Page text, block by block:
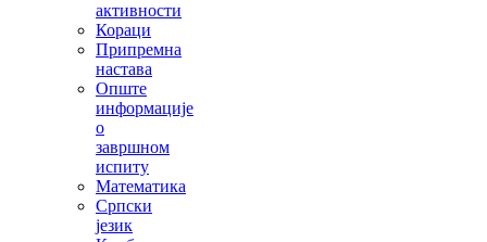
активности
Кораци
Припремна
настава
Опште
информације
о
завршном
испиту
Математика
Српски
језик